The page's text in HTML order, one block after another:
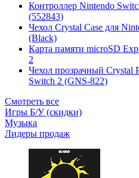
Контроллер Nintendo
(552843)
Чехол Сrystal Сase для
(Black)
Карта памяти microSD
2
Чехол прозрачный Crystal
Switch 2 (GNS-822)
Смотреть все
Игры Б/У (скидки)
Музыка
Лидеры продаж